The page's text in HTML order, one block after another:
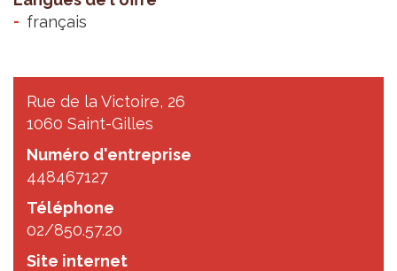
français
Rue de la Victoire, 26
1060 Saint-Gilles
Numéro d'entreprise
448467127
Téléphone
02/850.57.20
Site internet